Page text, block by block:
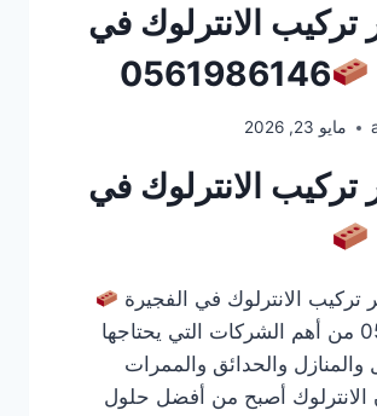
الانترلوك في
0561986146
مايو 23, 2026
الانترلوك في
تركيب الانترلوك في الفجيرة
0561986146 من أهم الشركات التي يحتاجها
والمنازل والحدائق والممرات
الانترلوك أصبح من أفضل حلول